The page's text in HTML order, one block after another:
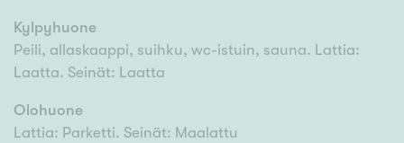
Kylpyhuone
Peili, allaskaappi, suihku, wc-istuin, sauna. Lattia:
Laatta. Seinät: Laatta
Olohuone
Lattia: Parketti. Seinät: Maalattu